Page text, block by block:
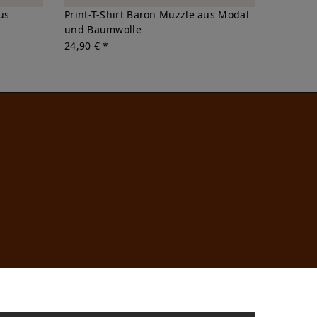
Print-T-Shirt Baron Muzzle aus Modal
und Baumwolle
24,90 € *